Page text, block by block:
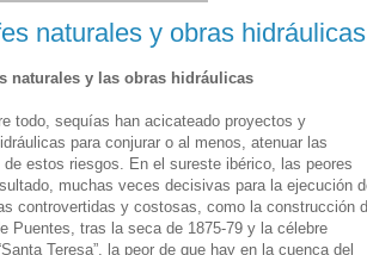
naturales y obras hidráulicas
naturales y las obras hidráulicas
todo, sequías han acicateado proyectos y
para conjurar o al menos, atenuar las
estos riesgos. En el sureste ibérico, las peores
muchas veces decisivas para la ejecución
controvertidas y costosas, como la construcción
Puentes, tras la seca de 1875-79 y la célebre
Teresa”, la peor de que hay en la cuenca del